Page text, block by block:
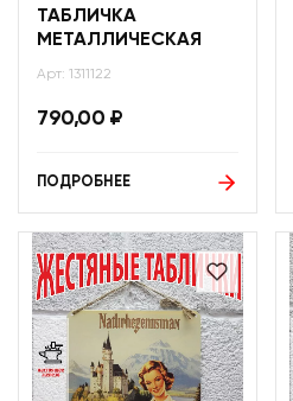
ТАБЛИЧКА
МЕТАЛЛИЧЕСКАЯ
Арт: 1311122
790,00 ₽
ПОДРОБНЕЕ